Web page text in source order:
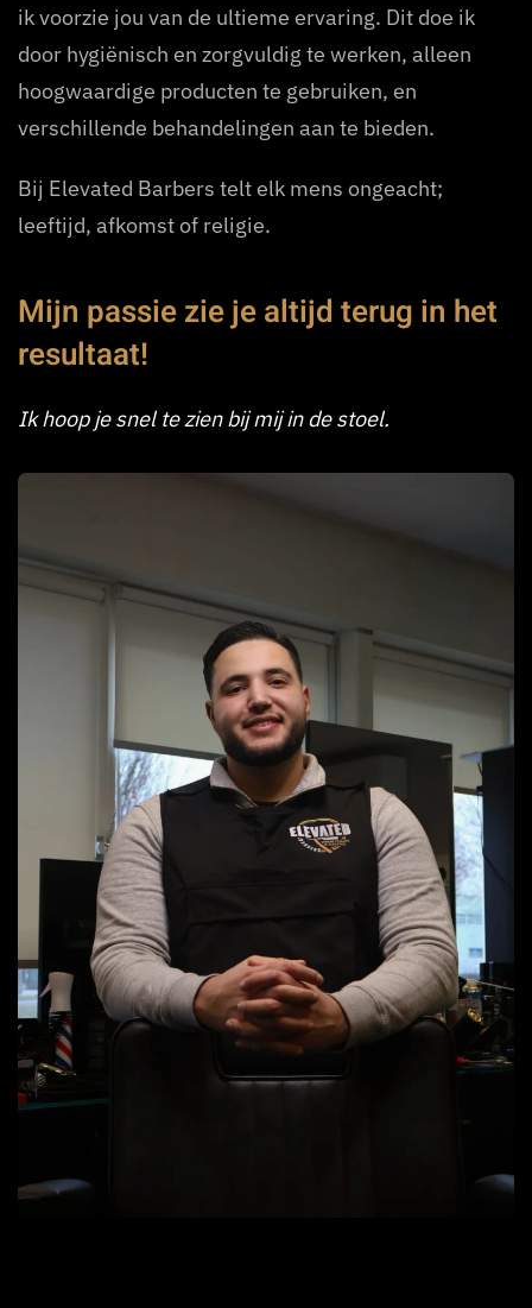
ik voorzie jou van de ultieme ervaring. Dit doe ik
door hygiënisch en zorgvuldig te werken, alleen
hoogwaardige producten te gebruiken, en
verschillende behandelingen aan te bieden.
Bij Elevated Barbers telt elk mens ongeacht;
leeftijd, afkomst of religie.
Mijn passie zie je altijd terug in het
resultaat!
Ik hoop je snel te zien bij mij in de stoel.